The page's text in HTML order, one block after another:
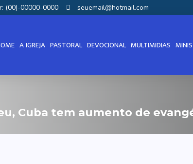
(00)-00000-0000 seuemail@hotmail.com
A IGREJA PASTORAL DEVOCIONAL MULTIMIDIAS
Cuba tem aumento de